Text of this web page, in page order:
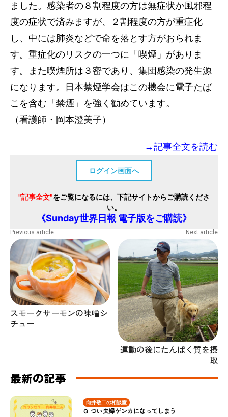
ました。感染者の８割程度の方は無症状か風邪程
度の症状で済みますが、２割程度の方が重症化
し、中には肺炎などで命を落とす方がおられま
す。重症化のリスクの一つに「喫煙」がありま
す。また喫煙所は３密であり、集団感染の発生源
になります。日本禁煙学会はこの機会に電子たば
こを含む「禁煙」を強く勧めています。
（看護師・岡本澄美子）
→記事全文を読む
ログイン画面へ
"記事全文"をご覧になるには、下記サイトからご購読くださ
い。
《Sunday世界日報 電子版をご購読》
Previous article
スモークサーモンの味噌シ
チュー
Next article
運動の後にたんぱく質を摂
取
最新の記事
向井敬二の相談室
Ｑ.つい夫婦ゲンカになってしまう